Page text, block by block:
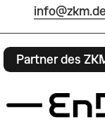
info@zkm.de
Partner des